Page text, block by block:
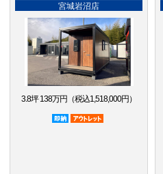
宮城岩沼店
3.8坪 138万円（税込1,518,000円）
即納品